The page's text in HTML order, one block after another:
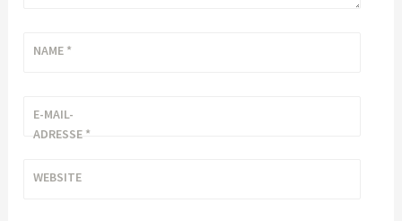
NAME *
E-MAIL-
ADRESSE *
WEBSITE